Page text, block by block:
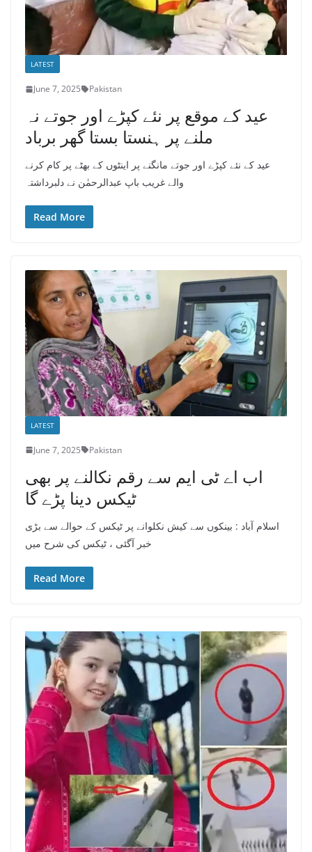
LATEST
June 7, 2025 Pakistan
عید کے موقع پر نئے کپڑے اور جوتے نہ
ملنے پر ہنستا بستا گھر برباد
عید کے نئے کپڑے اور جوتے مانگنے پر اینٹوں کے بھٹے پر کام کرنے
والے غریب باپ عبدالرحمٰن نے دلبرداشتہ
Read More
LATEST
June 7, 2025 Pakistan
اب اے ٹی ایم سے رقم نکالنے پر بھی
ٹیکس دینا پڑے گا
اسلام آباد : بینکوں سے کیش نکلوانے پر ٹیکس کے حوالے سے بڑی
خبر آگئی ، ٹیکس کی شرح میں
Read More